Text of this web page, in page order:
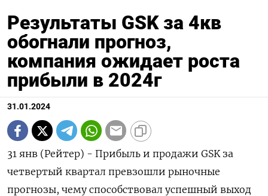
Результаты GSK за 4кв
обогнали прогноз,
компания ожидает роста
прибыли в 2024г
31.01.2024
31 янв (Рейтер) - Прибыль и продажи GSK за
четвертый квартал превзошли рыночные
прогнозы, чему способствовал успешный выход